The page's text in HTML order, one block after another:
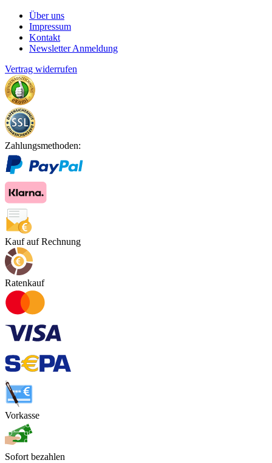
Über uns
Impressum
Kontakt
Newsletter Anmeldung
Vertrag widerrufen
Zahlungsmethoden:
Kauf auf Rechnung
Ratenkauf
Vorkasse
Sofort bezahlen